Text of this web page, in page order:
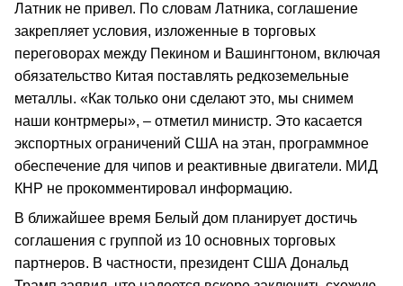
Латник не привел. По словам Латника, соглашение
закрепляет условия, изложенные в торговых
переговорах между Пекином и Вашингтоном, включая
обязательство Китая поставлять редкоземельные
металлы. «Как только они сделают это, мы снимем
наши контрмеры», – отметил министр. Это касается
экспортных ограничений США на этан, программное
обеспечение для чипов и реактивные двигатели. МИД
КНР не прокомментировал информацию.
В ближайшее время Белый дом планирует достичь
соглашения с группой из 10 основных торговых
партнеров. В частности, президент США Дональд